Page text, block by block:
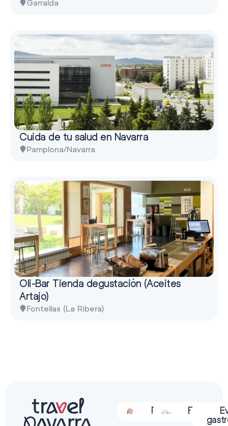
Garralda
Cuida de tu salud en Navarra
Pamplona/Navarra
Oli-Bar Tienda degustación (Aceites
Artajo)
Fontellas (La Ribera)
Alojamiento
Restauración
Actividades